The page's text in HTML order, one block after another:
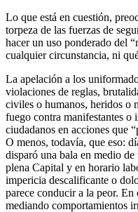
Lo que está en cuestión,
torpeza de las fuerzas de
hacer un uso ponderado del
cualquier circunstancia, ni
La apelación a los
violaciones de reglas,
civiles o humanos, heridos o
fuego contra manifestantes o
ciudadanos en acciones que
O menos, todavía, que eso:
disparó una bala en medio
plena Capital y en horario
impericia descalificante o
parece conducir a la peor. En
mediando comportamientos